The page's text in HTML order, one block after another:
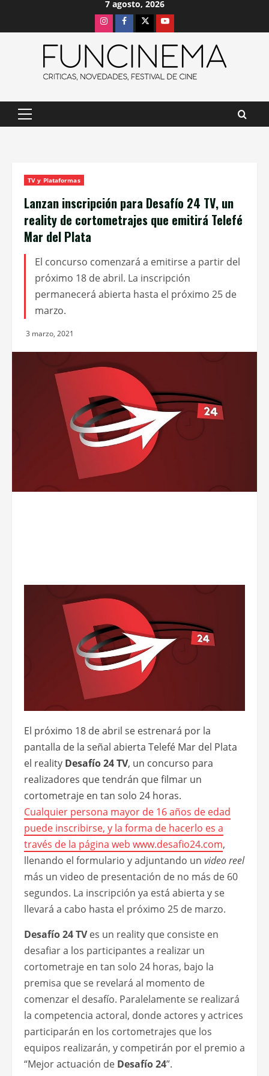
7 agosto, 2026
InstagramFacebook
X Youtube
Menú
TV y Plataformas
Lanzan inscripción para Desafío 24 TV, un
reality de cortometrajes que emitirá Telefé
Mar del Plata
El concurso comenzará a emitirse a partir del
próximo 18 de abril. La inscripción
permanecerá abierta hasta el próximo 25 de
marzo.
3 marzo, 2021
El próximo 18 de abril se estrenará por la
pantalla de la señal abierta Telefé Mar del Plata
el reality Desafío 24 TV, un concurso para
realizadores que tendrán que filmar un
cortometraje en tan solo 24 horas.
Cualquier persona mayor de 16 años de edad
puede inscribirse, y la forma de hacerlo es a
través de la página web www.desafio24.com,
llenando el formulario y adjuntando un video reel
más un video de presentación de no más de 60
segundos. La inscripción ya está abierta y se
llevará a cabo hasta el próximo 25 de marzo.
Desafío 24 TVes un reality que consiste en
desafiar a los participantes a realizar un
cortometraje en tan solo 24 horas, bajo la
premisa que se revelará al momento de
comenzar el desafío. Paralelamente se realizará
la competencia actoral, donde actores y actrices
participarán en los cortometrajes que los
equipos realizarán, y competirán por el premio a
“Mejor actuación de Desafío 24”.